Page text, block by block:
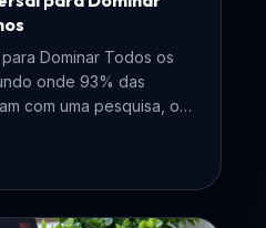
Dominar Todos os
onde 93% das
com uma pesquisa, o